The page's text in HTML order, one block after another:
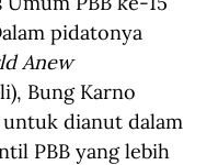
pidatonya
Anew
Bung Karno
dianut dalam
PBB yang lebih